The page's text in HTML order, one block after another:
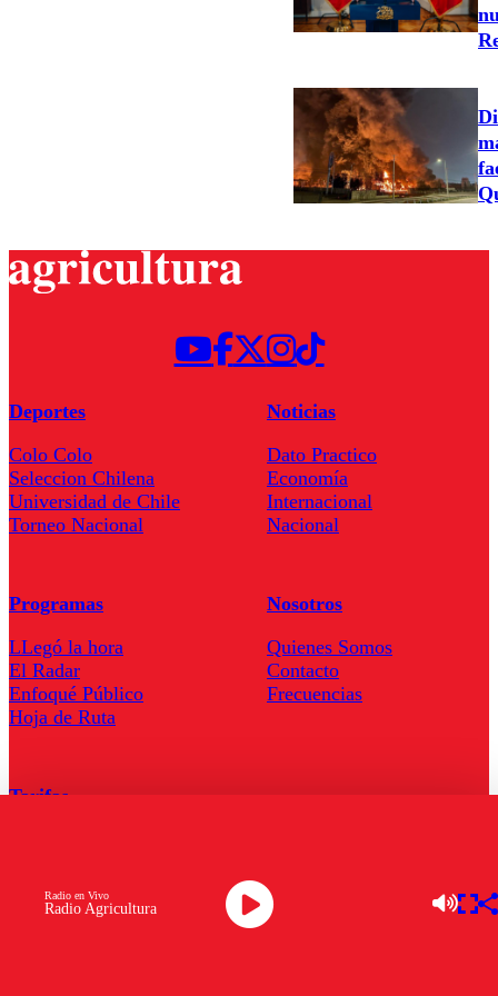
Radio Agricultura
Radio en Vivo
Deportes
Colo Colo
Seleccion Chilena
Universidad de Chile
Torneo Nacional
Noticias
Dato Practico
Economía
Internacional
Nacional
Programas
LLegó la hora
El Radar
Enfoqué Público
Hoja de Ruta
Nosotros
Quienes Somos
Contacto
Frecuencias
Tarifas